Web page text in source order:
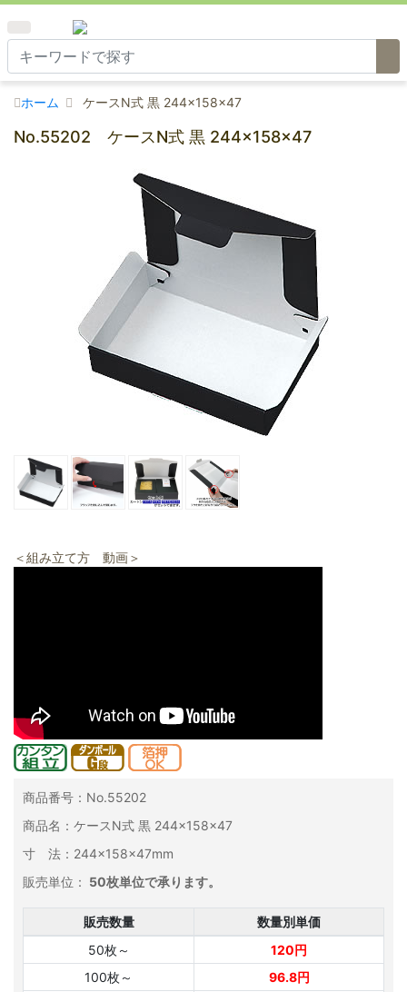
ホーム ケースN式 黒 244×158×47
No.55202 ケースN式 黒 244×158×47
＜組み立て方 動画＞
商品番号：No.55202
商品名：ケースN式 黒 244×158×47
寸 法：244×158×47mm
販売単位： 50枚単位で承ります。
販売数量
数量別単価
50枚～
120円
100枚～
96.8円